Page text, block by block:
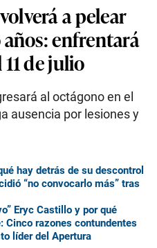
a pelear
enfrentará
de julio
al octágono en el
ausencia por lesiones y
hay detrás de su descontrol
“no convocarlo más” tras
Eryc Castillo y por qué
Cinco razones contundentes
líder del Apertura